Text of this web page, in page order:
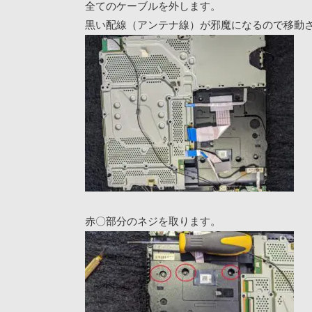
全てのケーブルを外します。
黒い配線（アンテナ線）が邪魔になるので移動
赤〇部分のネジを取ります。